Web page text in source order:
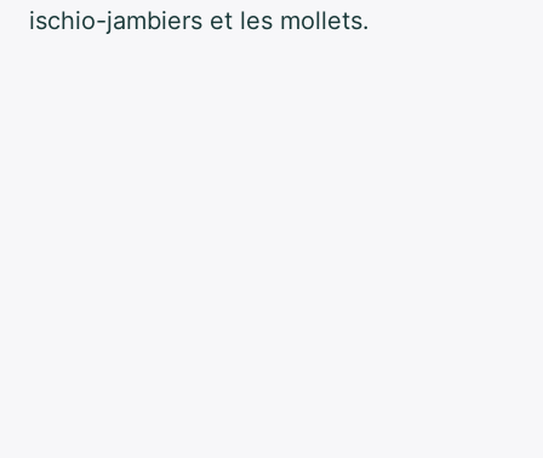
ischio-jambiers et les mollets.